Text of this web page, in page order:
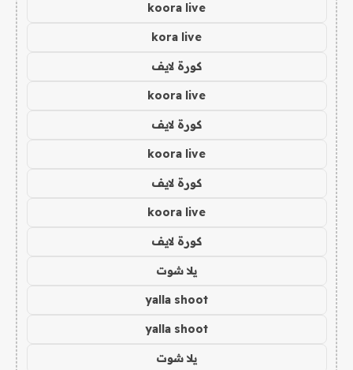
koora live
kora live
كورة لايف
koora live
كورة لايف
koora live
كورة لايف
koora live
كورة لايف
يلا شوت
yalla shoot
yalla shoot
يلا شوت